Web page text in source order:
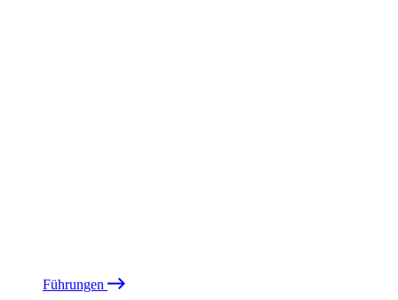
Führungen